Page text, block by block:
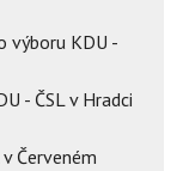
výboru KDU -
- ČSL v Hradci
Červeném